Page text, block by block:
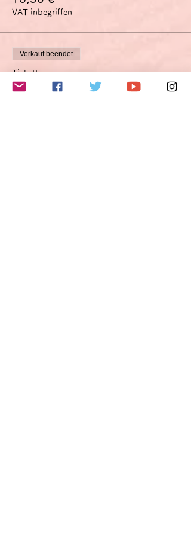
VAT inbegriffen
Verkauf beendet
Tickettyp
Verbesserungsvorschlagsoption